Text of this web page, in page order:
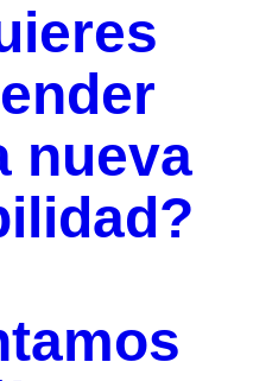
nueva